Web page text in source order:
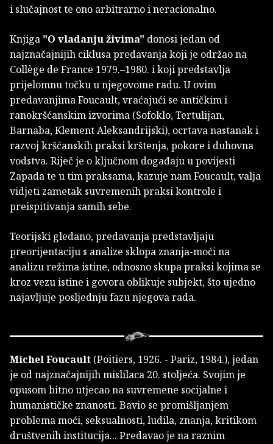
i slučajnost te ono arbitrarno i neracionalno.
Knjiga "O vladanju živima" donosi jedan od
najznačajnijih ciklusa predavanja koji je održao na
Collège de France 1979.–1980. i koji predstavlja
prijelomnu točku u njegovome radu. U ovim
predavanjima Foucault, vraćajući se antičkim i
ranokršćanskim izvorima (Sofoklo, Tertulijan,
Barnaba, Klement Aleksandrijski), ocrtava nastanak i
razvoj kršćanskih praksi krštenja, pokore i duhovna
vodstva. Riječ je o ključnom događaju u povijesti
Zapada te u tim praksama, kazuje nam Foucault, valja
vidjeti zametak suvremenih praksi kontrole i
preispitivanja samih sebe.
Teorijski gledano, predavanja predstavljaju
preorijentaciju s analize sklopa znanja-moći na
analizu režima istine, odnosno skupa praksi kojima se
kroz vezu istine i govora oblikuje subjekt, što ujedno
najavljuje posljednju fazu njegova rada.
Michel Foucault (Poitiers, 1926. - Pariz, 1984.), jedan
je od najznačajnijih mislilaca 20. stoljeća. Svojim je
opusom bitno utjecao na suvremene socijalne i
humanističke znanosti. Bavio se promišljanjem
problema moći, seksualnosti, ludila, znanja, kritikom
društvenih institucija... Predavao je na raznim